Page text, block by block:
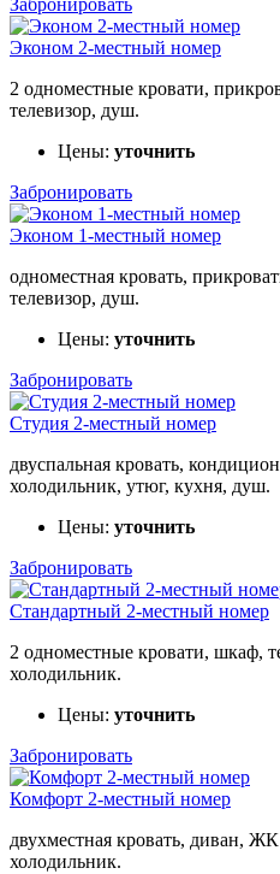
Забронировать
Эконом 2-местный номер
2 одноместные кровати,
телевизор, душ.
Цены: уточнить
Забронировать
Эконом 1-местный номер
одноместная кровать,
телевизор, душ.
Цены: уточнить
Забронировать
Студия 2-местный номер
двуспальная кровать,
холодильник, утюг, кухня, душ.
Цены: уточнить
Забронировать
Стандартный 2-местный номер
2 одноместные кровати, шкаф,
холодильник.
Цены: уточнить
Забронировать
Комфорт 2-местный номер
двухместная кровать, диван,
холодильник.